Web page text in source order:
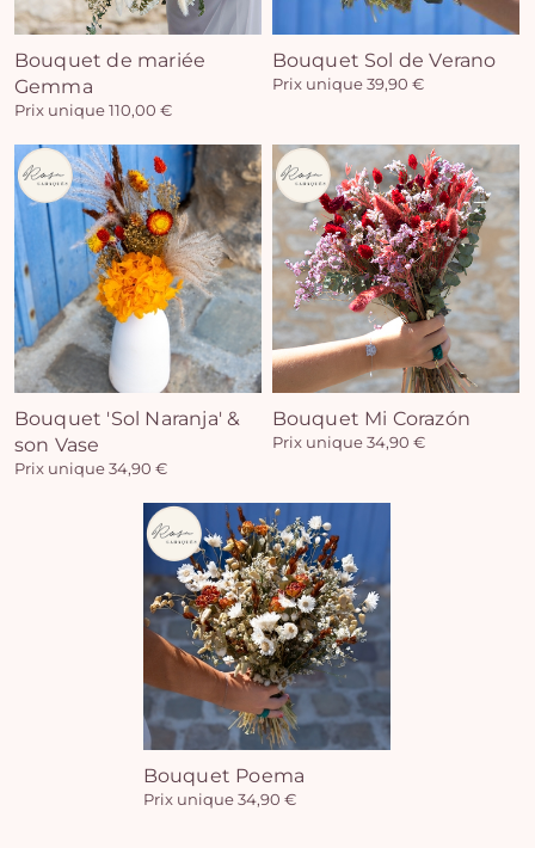
Bouquet de mariée
Gemma
Prix unique 110,00 €
Bouquet Sol de Verano
Prix unique 39,90 €
Bouquet 'Sol Naranja' &
son Vase
Prix unique 34,90 €
Bouquet Mi Corazón
Prix unique 34,90 €
Bouquet Poema
Prix unique 34,90 €